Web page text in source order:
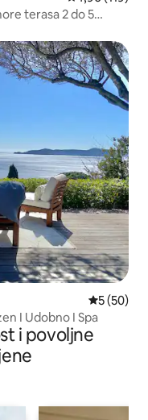
„Odabrali gosti”
Prosječna
5 (50)
I Udobno I Spa
i povoljne